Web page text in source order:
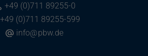
+49 (0)711 89255-0
+49 (0)711 89255-599
info@pbw.de